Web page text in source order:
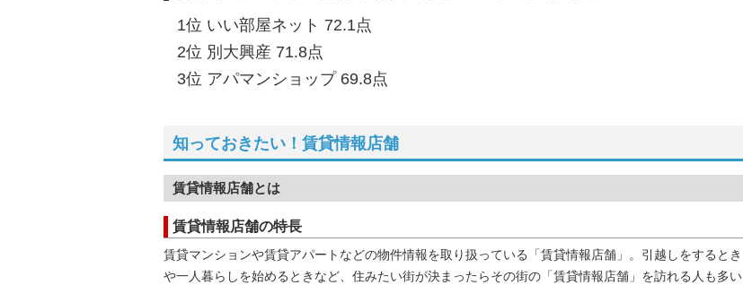
1位 いい部屋ネット 72.1点
2位 別大興産 71.8点
3位 アパマンショップ 69.8点
知っておきたい！賃貸情報店舗
賃貸情報店舗とは
賃貸情報店舗の特長
賃貸マンションや賃貸アパートなどの物件情報を取り扱っている「賃貸情報店舗」。引越しをするとき
や一人暮らしを始めるときなど、住みたい街が決まったらその街の「賃貸情報店舗」を訪れる人も多い